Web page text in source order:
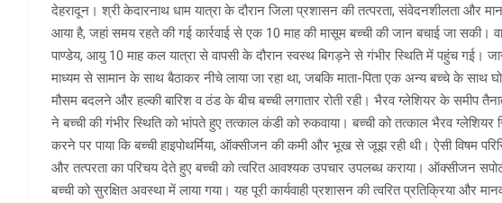
देहरादून। श्री केदारनाथ धाम यात्रा के दौरान जिला प्रशासन की तत्परता, संवेदनशीलता और
आया है, जहां समय रहते की गई कार्रवाई से एक 10 माह की मासूम बच्ची की जान बचाई जा सकी।
पाण्डेय, आयु 10 माह कल यात्रा से वापसी के दौरान स्वस्थ बिगड़ने से गंभीर स्थिति में पहुंच गई।
माध्यम से सामान के साथ बैठाकर नीचे लाया जा रहा था, जबकि माता-पिता एक अन्य बच्चे के
मौसम बदलने और हल्की बारिश व ठंड के बीच बच्ची लगातार रोती रही। भैरव ग्लेशियर के समीप
ने बच्ची की गंभीर स्थिति को भांपते हुए तत्काल कंडी को रुकवाया। बच्ची को तत्काल भैरव ग्लेशियर
करने पर पाया कि बच्ची हाइपोथर्मिया, ऑक्सीजन की कमी और भूख से जूझ रही थी। ऐसी विषम
और तत्परता का परिचय देते हुए बच्ची को त्वरित आवश्यक उपचार उपलब्ध कराया। ऑक्सीजन
बच्ची को सुरक्षित अवस्था में लाया गया। यह पूरी कार्यवाही प्रशासन की त्वरित प्रतिक्रिया और